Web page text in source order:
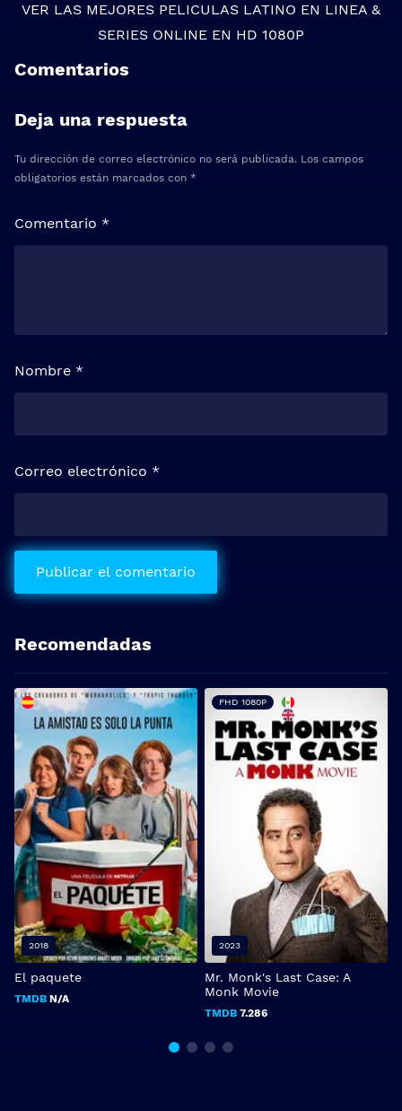
VER LAS MEJORES PELICULAS LATINO EN LINEA &
SERIES ONLINE EN HD 1080P
Comentarios
Deja una respuesta
Tu dirección de correo electrónico no será publicada. Los campos
obligatorios están marcados con *
Comentario *
Nombre *
Correo electrónico *
Recomendadas
El paquete
TMDB N/A
2018
Mr. Monk's Last Case: A
Monk Movie
TMDB 7.286
FHD 1080P
2023